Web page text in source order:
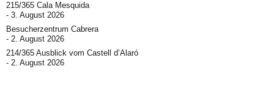
215/365 Cala Mesquida
3. August 2026
Besucherzentrum Cabrera
2. August 2026
214/365 Ausblick vom Castell d’Alaró
2. August 2026